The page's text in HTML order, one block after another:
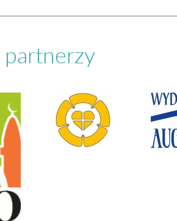
partnerzy